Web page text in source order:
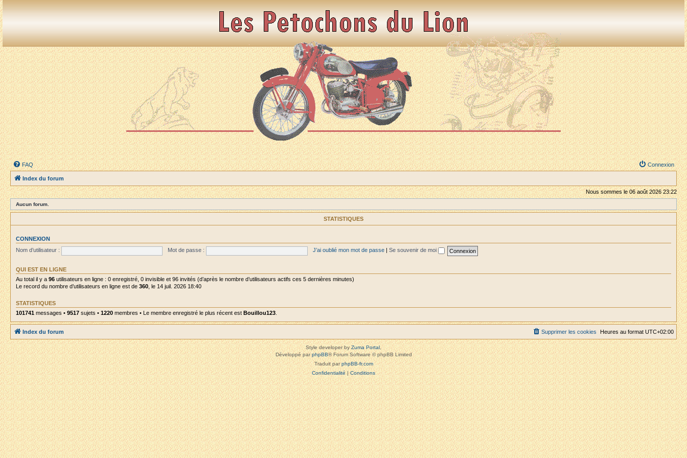
FAQ Connexion
Index du forum
Nous sommes le 06 août 2026 23:22
Aucun forum.
STATISTIQUES
CONNEXION
Nom d’utilisateur :
Mot de passe : J’ai oublié mon mot de passe Se souvenir de moi
QUI EST EN LIGNE
Au total il y a 96 utilisateurs en ligne : 0 enregistré, 0 invisible et 96 invités (d’après le nombre d’utilisateurs actifs ces 5 dernières minutes)
Le record du nombre d’utilisateurs en ligne est de 360 , le 14 juil. 2026 18:40
STATISTIQUES
101741 messages • 9517 sujets • 1220 membres • Le membre enregistré le plus récent est Bouillou123
Index du forum Heures au format UTC+02:00
Supprimer les cookies
Style developer byZuma Portal,
Développé parphpBB® Forum Software © phpBB Limited
Traduit parphpBB-fr.com
Confidentialité|Conditions